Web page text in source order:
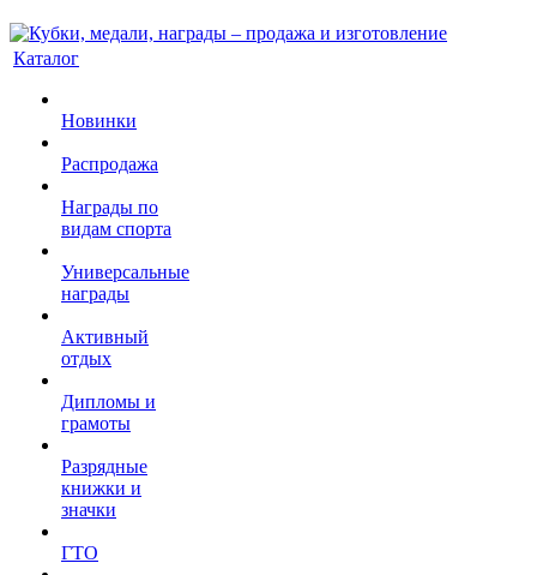
Каталог
Новинки
Распродажа
Награды по
видам спорта
Универсальные
награды
Активный
отдых
Дипломы и
грамоты
Разрядные
книжки и
значки
ГТО